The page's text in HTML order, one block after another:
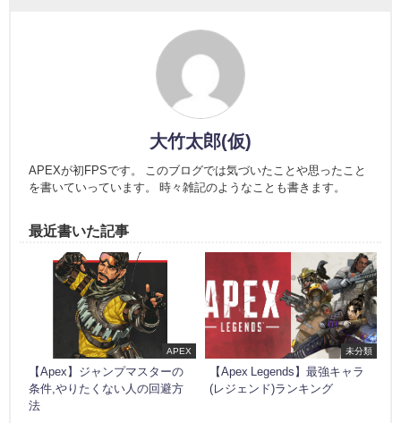
大竹太郎(仮)
APEXが初FPSです。 このブログでは気づいたことや思ったこと
を書いていっています。 時々雑記のようなことも書きます。
最近書いた記事
APEX
【Apex】ジャンプマスターの
条件,やりたくない人の回避方
法
未分類
【Apex Legends】最強キャラ
(レジェンド)ランキング